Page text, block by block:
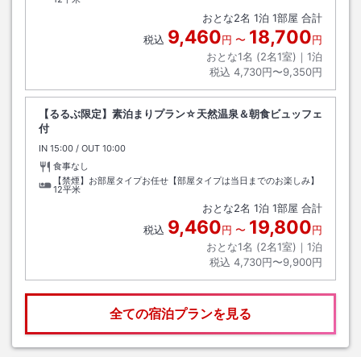
おとな2名 1泊 1部屋 合計
税込 9,460円 〜 18,700円
おとな1名 (2名1室)｜ 1泊
税込 4,730円〜9,350円
【るるぶ限定】素泊まりプラン☆天然温泉＆朝食ビュッフェ
付
IN チェックイン
15:00 / OUT チェックアウト
10:00
食事なし
【禁煙】お部屋タイプお任せ【部屋タイプは当日までのお楽しみ】
12平米
おとな2名 1泊 1部屋 合計
税込 9,460円 〜 19,800円
おとな1名 (2名1室)｜ 1泊
税込 4,730円〜9,900円
全ての宿泊プランを見る